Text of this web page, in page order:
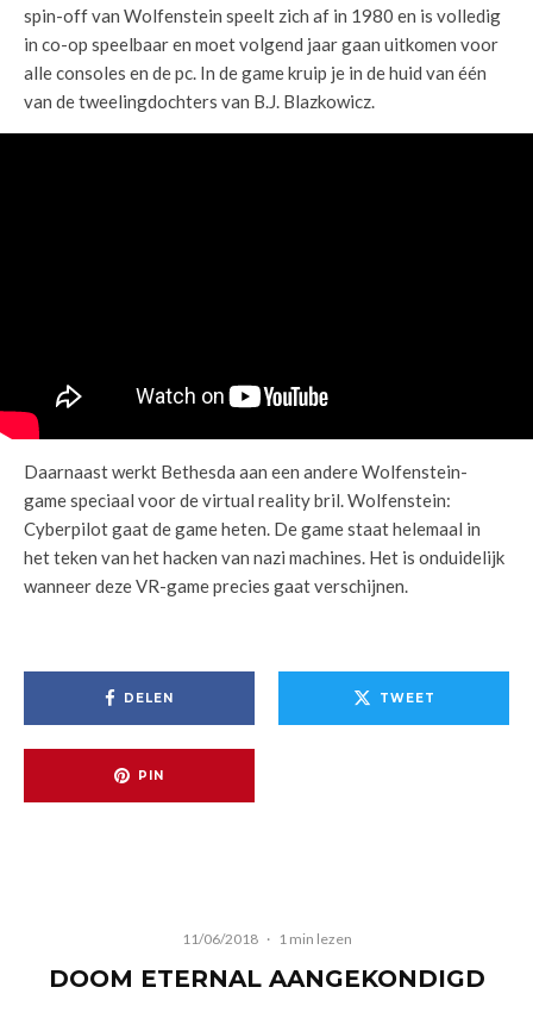
spin-off van Wolfenstein speelt zich af in 1980 en is volledig
in co-op speelbaar en moet volgend jaar gaan uitkomen voor
alle consoles en de pc. In de game kruip je in de huid van één
van de tweelingdochters van B.J. Blazkowicz.
Daarnaast werkt Bethesda aan een andere Wolfenstein-
game speciaal voor de virtual reality bril. Wolfenstein:
Cyberpilot gaat de game heten. De game staat helemaal in
het teken van het hacken van nazi machines. Het is onduidelijk
wanneer deze VR-game precies gaat verschijnen.
DELEN TWEET
PIN
11/06/2018 · 1 min lezen
DOOM ETERNAL AANGEKONDIGD